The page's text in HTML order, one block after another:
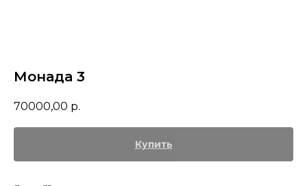
Монада 3
70000,00 р.
Купить